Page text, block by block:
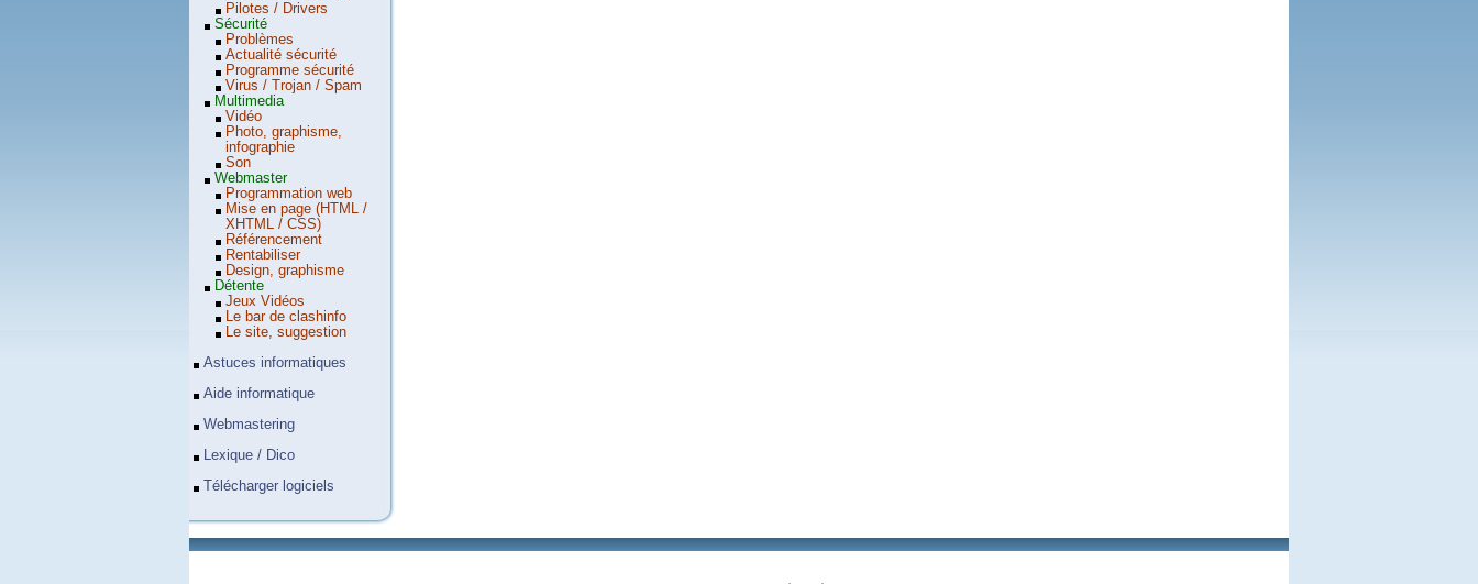
Pilotes / Drivers
Sécurité
Problèmes
Actualité sécurité
Programme sécurité
Virus / Trojan / Spam
Multimedia
Vidéo
Photo, graphisme,
infographie
Son
Webmaster
Programmation web
Mise en page (HTML /
XHTML / CSS)
Référencement
Rentabiliser
Design, graphisme
Détente
Jeux Vidéos
Le bar de clashinfo
Le site, suggestion
Astuces informatiques
Aide informatique
Webmastering
Lexique / Dico
Télécharger logiciels